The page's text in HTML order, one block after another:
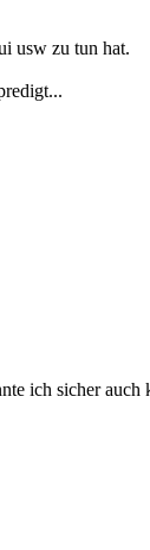
usw zu tun hat.
ich sicher auch